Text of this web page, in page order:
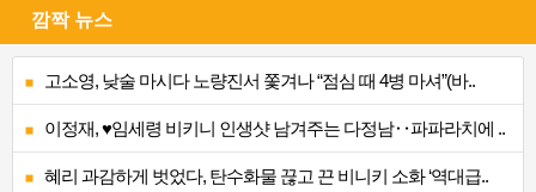
깜짝 뉴스
고소영, 낮술 마시다 노량진서 쫓겨나 “점심 때 4병 마셔”(바..
이정재, ♥임세령 비키니 인생샷 남겨주는 다정남‥파파라치에 ..
혜리 과감하게 벗었다, 탄수화물 끊고 끈 비니키 소화 ‘역대급..